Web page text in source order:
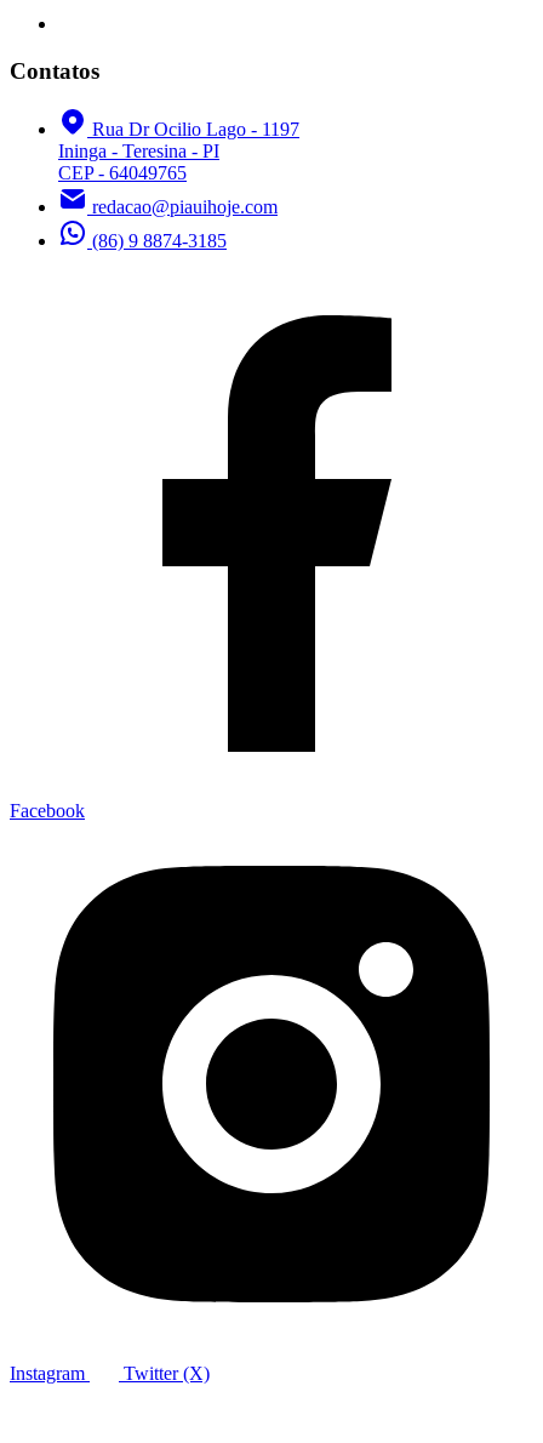
Contatos
Rua Dr Ocilio Lago - 1197
Ininga - Teresina - PI
CEP - 64049765
redacao@piauihoje.com
(86) 9 8874-3185
Facebook
Instagram Twitter (X)